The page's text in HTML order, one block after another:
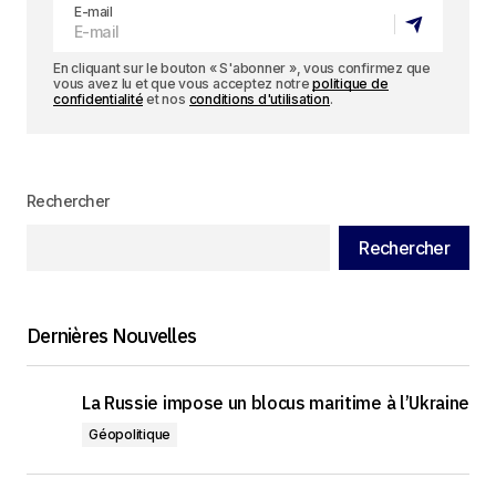
E-mail
En cliquant sur le bouton « S'abonner », vous confirmez que
vous avez lu et que vous acceptez notrepolitique de
confidentialité et nos conditions d'utilisation.
Rechercher
Rechercher
Dernières Nouvelles
La Russie impose un blocus maritime à l’Ukraine
Géopolitique